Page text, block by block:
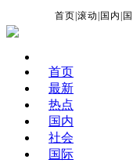
首页 |滚动 国内
首页
最新
热点
国内
社会
国际